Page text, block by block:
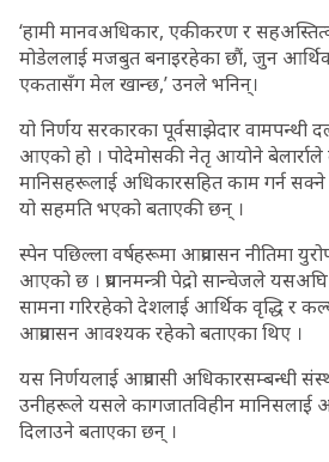
‘हामी मानवअधिकार, एकीकरण र
मोडेललाई मजबुत बनाइरहेका छौं, जुन
एकतासँग मेल खान्छ,’ उनले भनिन्।
यो निर्णय सरकारका पूर्वसाझेदार वामपन्थी
आएको हो । पोदेमोसकी नेतृ आयोने बेलार्राले
मानिसहरूलाई अधिकारसहित काम गर्न सक्ने
यो सहमति भएको बताएकी छन् ।
स्पेन पछिल्ला वर्षहरूमा आप्रवासन नीतिमा
आएको छ । प्रधानमन्त्री पेद्रो सान्चेजले
सामना गरिरहेको देशलाई आर्थिक वृद्धि र
आप्रवासन आवश्यक रहेको बताएका थिए ।
यस निर्णयलाई आप्रवासी अधिकारसम्बन्धी
उनीहरूले यसले कागजातविहीन मानिसलाई
दिलाउने बताएका छन् ।